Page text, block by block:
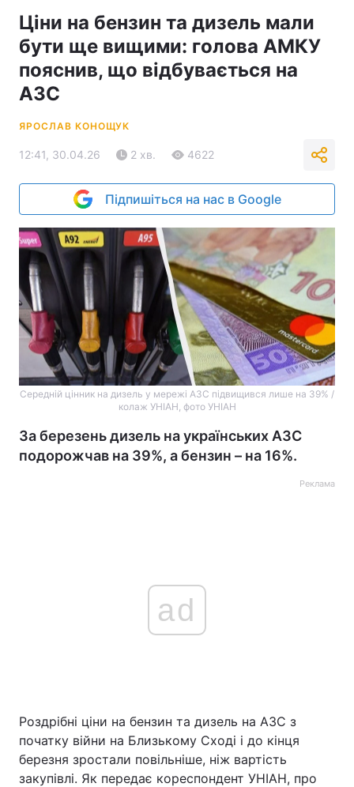
Ціни на бензин та дизель мали
бути ще вищими: голова АМКУ
пояснив, що відбувається на
АЗС
ЯРОСЛАВ КОНОЩУК
12:41, 30.04.26 2 хв. 4622
Підпишіться на нас в Google
Середній цінник на дизель у мережі АЗС підвищився лише на 39% /
колаж УНІАН, фото УНІАН
За березень дизель на українських АЗС
подорожчав на 39%, а бензин – на 16%.
Реклама
ad
Роздрібні ціни на бензин та дизель на АЗС з
початку війни на Близькому Сході і до кінця
березня зростали повільніше, ніж вартість
закупівлі. Як передає кореспондент УНІАН, про